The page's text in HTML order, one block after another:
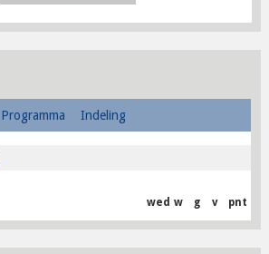
Programma Indeling
wed w g v pnt